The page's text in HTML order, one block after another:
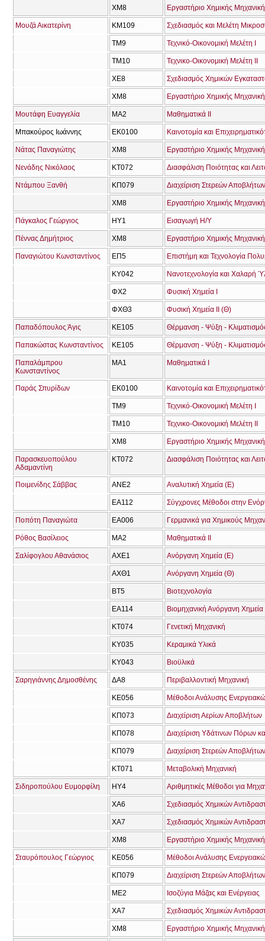
ΧΜ8 Εργαστήριο Χημικής
Μουζά Αικατερίνη ΚΜ109 Σχεδιασμός και Μελέτη
ΤΜ9 Τεχνικό-Οικονομική Μελέτη Ι
ΤΜ10 Τεχνικο-Οικονομική Μελέτη ΙΙ
ΧΕ8 Σχεδιασμός Χημικών
ΧΜ8 Εργαστήριο Χημικής
Μουτάφη Ευαγγελία ΜΑ2 Μαθηματικά ΙΙ
Μπακούρος Ιωάννης ΕΚ0100 Καινοτομία και
Νάτας Παναγιώτης ΧΜ8 Εργαστήριο Χημικής
Νενάδης Νικόλαος ΚΤ072 Διασφάλιση Ποιότητας και
Ντάμπου Ξανθή ΚΠ079 Διαχείριση Στερεών
ΧΜ8 Εργαστήριο Χημικής
Πάγκαλος Γεώργιος ΗΥ1 Εισαγωγή Η/Υ
Πέννας Δημήτριος ΧΜ8 Εργαστήριο Χημικής
Παναγιώτου Κωνσταντίνος ΕΠ5 Επιστήμη και Τεχνολογία
ΚΥ042 Νανοτεχνολογία και Χαλαρή
ΦΧ2 Φυσική Χημεία Ι
ΦΧΘ3 Φυσική Χημεία ΙΙ (Θ)
Παπαδόπουλος Άγις ΚΕ105 Θέρμανση - Ψύξη -
Παπακώστας Κωνσταντίνος ΚΕ105 Θέρμανση - Ψύξη -
Παπαλάμπρου
Κωνσταντίνος
ΜΑ1 Μαθηματικά Ι
Παράς Σπυρίδων ΕΚ0100 Καινοτομία και
ΤΜ9 Τεχνικό-Οικονομική Μελέτη Ι
ΤΜ10 Τεχνικο-Οικονομική Μελέτη ΙΙ
ΧΜ8 Εργαστήριο Χημικής
Παρασκευοπούλου
Αδαμαντίνη
ΚΤ072 Διασφάλιση Ποιότητας και
Ποιμενίδης Σάββας ΑΝΕ2 Αναλυτική Χημεία (Ε)
ΕΑ112 Σύγχρονες Μέθοδοι στην
Ποπότη Παναγιώτα ΕΑ006 Γερμανικά για Χημικούς
Ρόθος Βασίλειος ΜΑ2 Μαθηματικά ΙΙ
Σαλίφογλου Αθανάσιος ΑΧΕ1 Ανόργανη Χημεία (Ε)
ΑΧΘ1 Ανόργανη Χημεία (Θ)
ΒΤ5 Βιοτεχνολογία
ΕΑ114 Βιομηχανική Ανόργανη Χημεία
ΚΤ074 Γενετική Μηχανική
ΚΥ035 Κεραμικά Υλικά
ΚΥ043 Βιοϋλικά
Σαρηγιάννης Δημοσθένης ΔΑ8 Περιβαλλοντική Μηχανική
ΚΕ056 Μέθοδοι Ανάλυσης
ΚΠ073 Διαχείριση Αερίων Αποβλήτων
ΚΠ078 Διαχείριση Υδάτινων Πόρων
ΚΠ079 Διαχείριση Στερεών
ΚΤ071 Μεταβολική Μηχανική
Σιδηροπούλου Ευμορφίλη ΗΥ4 Αριθμητικές Μέθοδοι για
ΧΑ6 Σχεδιασμός Χημικών
ΧΑ7 Σχεδιασμός Χημικών
ΧΜ8 Εργαστήριο Χημικής
Σταυρόπουλος Γεώργιος ΚΕ056 Μέθοδοι Ανάλυσης
ΚΠ079 Διαχείριση Στερεών
ΜΕ2 Ισοζύγια Μάζας και Ενέργειας
ΧΑ7 Σχεδιασμός Χημικών
ΧΜ8 Εργαστήριο Χημικής